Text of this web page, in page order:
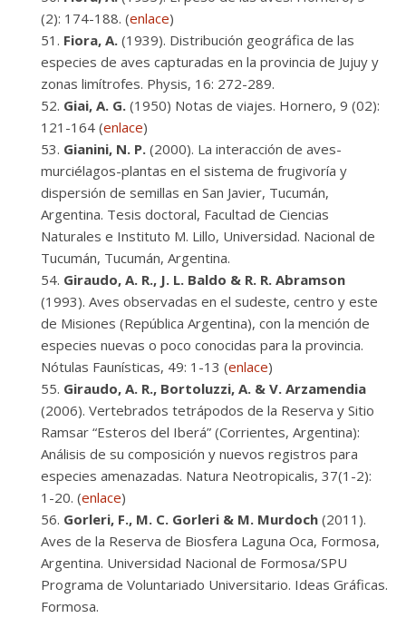
(2): 174-188. (enlace)
Fiora, A. (1939). Distribución geográfica de las
especies de aves capturadas en la provincia de Jujuy y
zonas limítrofes. Physis, 16: 272-289.
Giai, A. G. (1950) Notas de viajes. Hornero, 9 (02):
121-164 (enlace)
Gianini, N. P. (2000). La interacción de aves-
murciélagos-plantas en el sistema de frugivoría y
dispersión de semillas en San Javier, Tucumán,
Argentina. Tesis doctoral, Facultad de Ciencias
Naturales e Instituto M. Lillo, Universidad. Nacional de
Tucumán, Tucumán, Argentina.
Giraudo, A. R., J. L. Baldo & R. R. Abramson
(1993). Aves observadas en el sudeste, centro y este
de Misiones (República Argentina), con la mención de
especies nuevas o poco conocidas para la provincia.
Nótulas Faunísticas, 49: 1-13 (enlace)
Giraudo, A. R., Bortoluzzi, A. & V. Arzamendia
(2006). Vertebrados tetrápodos de la Reserva y Sitio
Ramsar “Esteros del Iberá” (Corrientes, Argentina):
Análisis de su composición y nuevos registros para
especies amenazadas. Natura Neotropicalis, 37(1-2):
1-20. (enlace)
Gorleri, F., M. C. Gorleri & M. Murdoch (2011).
Aves de la Reserva de Biosfera Laguna Oca, Formosa,
Argentina. Universidad Nacional de Formosa/SPU
Programa de Voluntariado Universitario. Ideas Gráficas.
Formosa.